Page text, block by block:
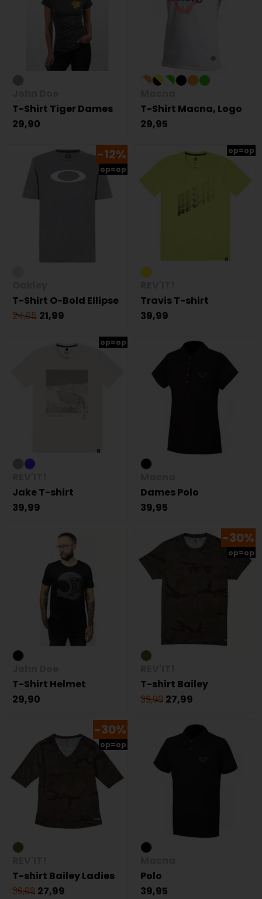
T-Shirt Tiger Dames
29,90
T-Shirt Macna, Logo
29,95
-12%
op=op
T-Shirt O-Bold Ellipse
24,95 21,99
op=op
Travis T-shirt
39,99
op=op
Jake T-shirt
39,99
Dames Polo
39,95
T-Shirt Helmet
29,90
-30%
op=op
T-shirt Bailey
39,99 27,99
-30%
op=op
T-shirt Bailey Ladies
39,99 27,99
Polo
39,95